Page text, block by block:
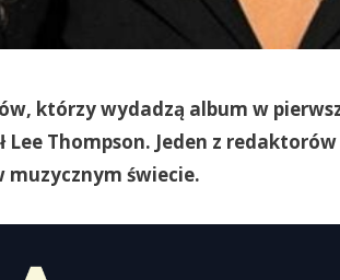
którzy wydadzą album w
Lee Thompson. Jeden z
muzycznym świecie.